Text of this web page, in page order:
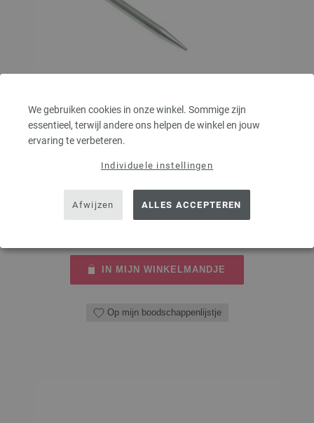
We gebruiken cookies in onze winkel. Sommige zijn
essentieel, terwijl andere ons helpen de winkel en jouw
ervaring te verbeteren.
Individuele instellingen
Afwijzen ALLES ACCEPTEREN
Rondbreinaalden Messing dikte 4,5/40cm
Rondbreinaalden messing LANA GROSSA pendikte 4,5 lengte 40cm
5,46 €
AANTAL
IN MIJN WINKELMANDJE
Op mijn boodschappenlijstje